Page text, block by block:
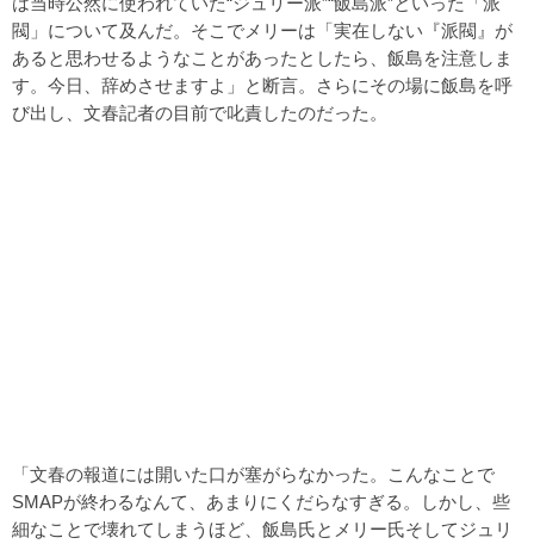
閥」について及んだ。そこでメリーは「実在しない『派閥』が
あると思わせるようなことがあったとしたら、飯島を注意しま
す。今日、辞めさせますよ」と断言。さらにその場に飯島を呼
び出し、文春記者の目前で叱責したのだった。
「文春の報道には開いた口が塞がらなかった。こんなことで
SMAPが終わるなんて、あまりにくだらなすぎる。しかし、些
細なことで壊れてしまうほど、飯島氏とメリー氏そしてジュリ